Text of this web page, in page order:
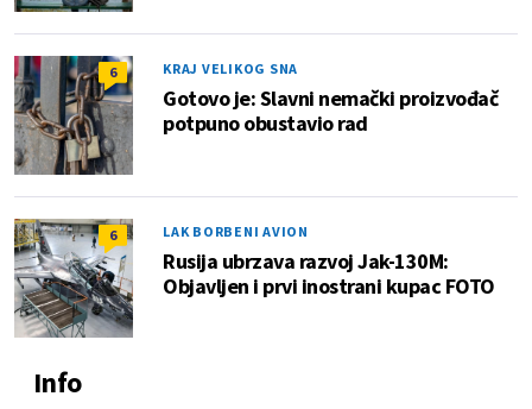
6 KRAJ VELIKOG SNA
Gotovo je: Slavni nemački proizvođač
potpuno obustavio rad
6 LAK BORBENI AVION
Rusija ubrzava razvoj Jak-130M:
Objavljen i prvi inostrani kupac FOTO
Info